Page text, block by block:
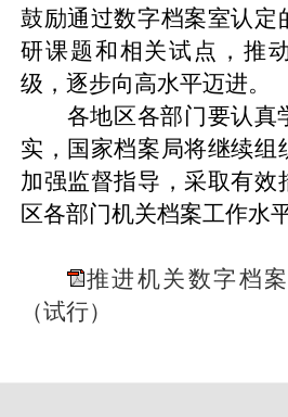
鼓励通过数字档案室认定
研课题和相关试点，推
级，逐步向高水平迈进。
各地区各部门要认真
实，国家档案局将继续组
加强监督指导，采取有效
区各部门机关档案工作水平
推进机关数字档
（试行）